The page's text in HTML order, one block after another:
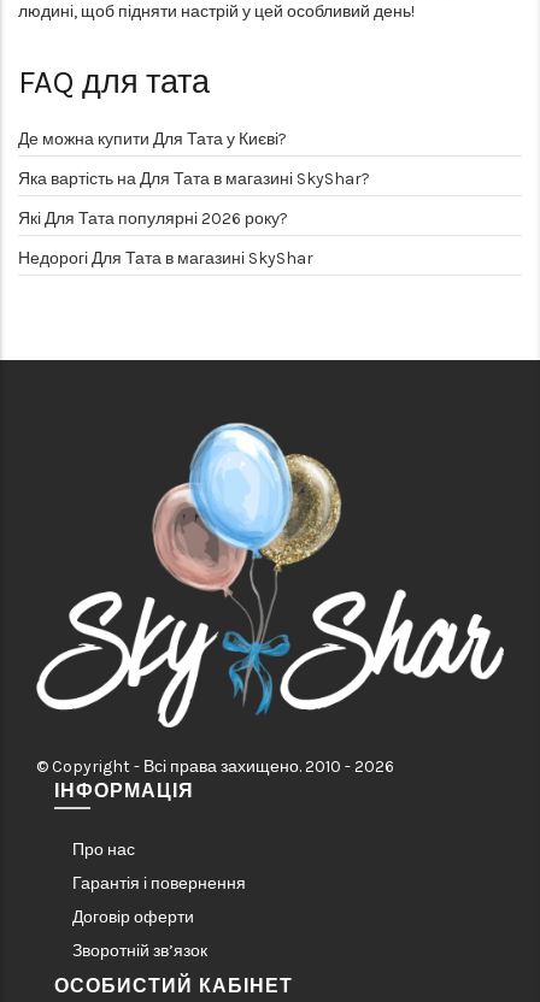
людині, щоб підняти настрій у цей особливий день!
FAQ для тата
Де можна купити Для Тата у Києві?
Яка вартість на Для Тата в магазині SkyShar?
Які Для Тата популярні 2026 року?
Недорогі Для Тата в магазині SkyShar
© Copyright - Всі права захищено. 2010 - 2026
ІНФОРМАЦІЯ
Про нас
Гарантія і повернення
Договір оферти
Зворотній зв’язок
ОСОБИСТИЙ КАБІНЕТ